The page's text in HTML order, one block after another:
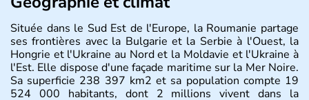
Située dans le Sud Est de l'Europe, la Roumanie partage
ses frontières avec la Bulgarie et la Serbie à l'Ouest, la
Hongrie et l'Ukraine au Nord et la Moldavie et l'Ukraine à
l'Est. Elle dispose d'une façade maritime sur la Mer Noire.
Sa superficie 238 397 km2 et sa population compte 19
524 000 habitants, dont 2 millions vivent dans la